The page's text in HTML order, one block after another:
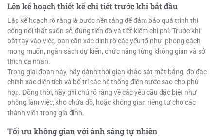
Lên kế hoạch thiết kế chi tiết trước khi bắt đầu
Lập kế hoạch rõ ràng là bước nền tảng để đảm bảo quá trình thi
công nội thất suôn sẻ, đúng tiến độ và tiết kiệm chi phí. Trước khi
bắt tay vào việc, bạn cần xác định rõ các yếu tố như: phong cách
mong muốn, ngân sách dự kiến, chức năng từng không gian và sở
thích cá nhân.
Trong giai đoạn này, hãy dành thời gian khảo sát mặt bằng, đo đạc
chính xác diện tích và bố trí các hệ thống điện nước sao cho phù
hợp. Đồng thời, hãy ghi chú rõ ràng về các yêu cầu đặc biệt như
phòng làm việc, kho chứa đồ, hoặc không gian riêng tư cho các
thành viên trong gia đình.
Tối ưu không gian với ánh sáng tự nhiên